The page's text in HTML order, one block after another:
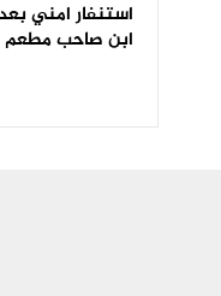
استنفار امني
ابن صاحب